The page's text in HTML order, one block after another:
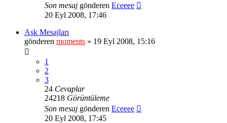
Son mesaj gönderen Eceeee
20 Eyl 2008, 17:46
Aşk Mesajları
gönderen moments » 19 Eyl 2008, 15:16
1
2
3
24 Cevaplar
24218 Görüntüleme
Son mesaj gönderen Eceeee
20 Eyl 2008, 17:45